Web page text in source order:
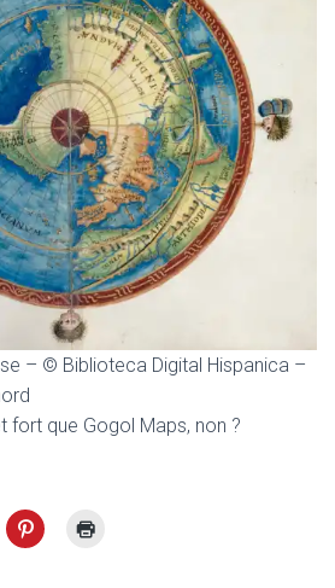
– © Biblioteca Digital Hispanica –
fort que Gogol Maps, non ?